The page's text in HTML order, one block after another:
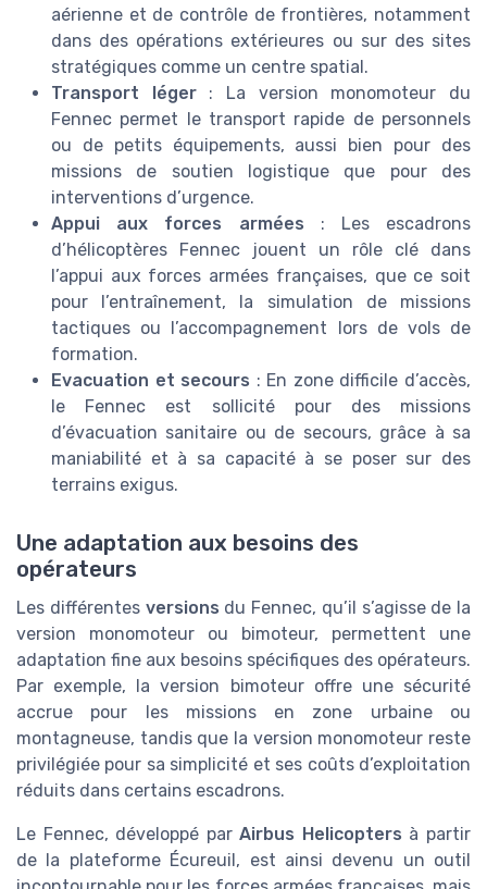
aérienne et de contrôle de frontières, notamment
dans des opérations extérieures ou sur des sites
stratégiques comme un centre spatial.
Transport léger: La version monomoteur du
Fennec permet le transport rapide de personnels
ou de petits équipements, aussi bien pour des
missions de soutien logistique que pour des
interventions d’urgence.
Appui aux forces armées : Les escadrons
d’hélicoptères Fennec jouent un rôle clé dans
l’appui aux forces armées françaises, que ce soit
pour l’entraînement, la simulation de missions
tactiques ou l’accompagnement lors de vols de
formation.
Evacuation et secours : En zone difficile d’accès,
le Fennec est sollicité pour des missions
d’évacuation sanitaire ou de secours, grâce à sa
maniabilité et à sa capacité à se poser sur des
terrains exigus.
Une adaptation aux besoins des
opérateurs
Les différentes versions du Fennec, qu’il s’agisse de la
version monomoteur ou bimoteur, permettent une
adaptation fine aux besoins spécifiques des opérateurs.
Par exemple, la version bimoteur offre une sécurité
accrue pour les missions en zone urbaine ou
montagneuse, tandis que la version monomoteur reste
privilégiée pour sa simplicité et ses coûts d’exploitation
réduits dans certains escadrons.
Le Fennec, développé parAirbus Helicopters à partir
de la plateforme Écureuil, est ainsi devenu un outil